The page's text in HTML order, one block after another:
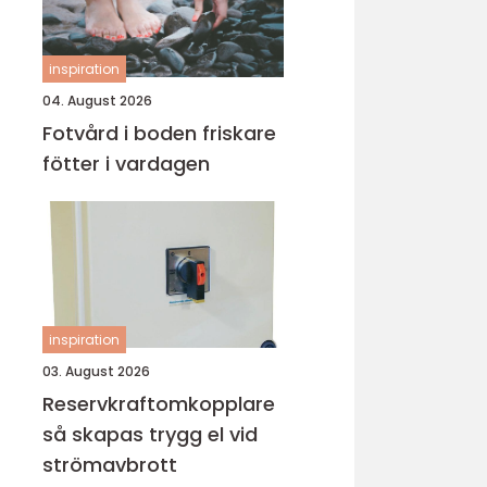
inspiration
04. August 2026
Fotvård i boden friskare
fötter i vardagen
inspiration
03. August 2026
Reservkraftomkopplare
så skapas trygg el vid
strömavbrott